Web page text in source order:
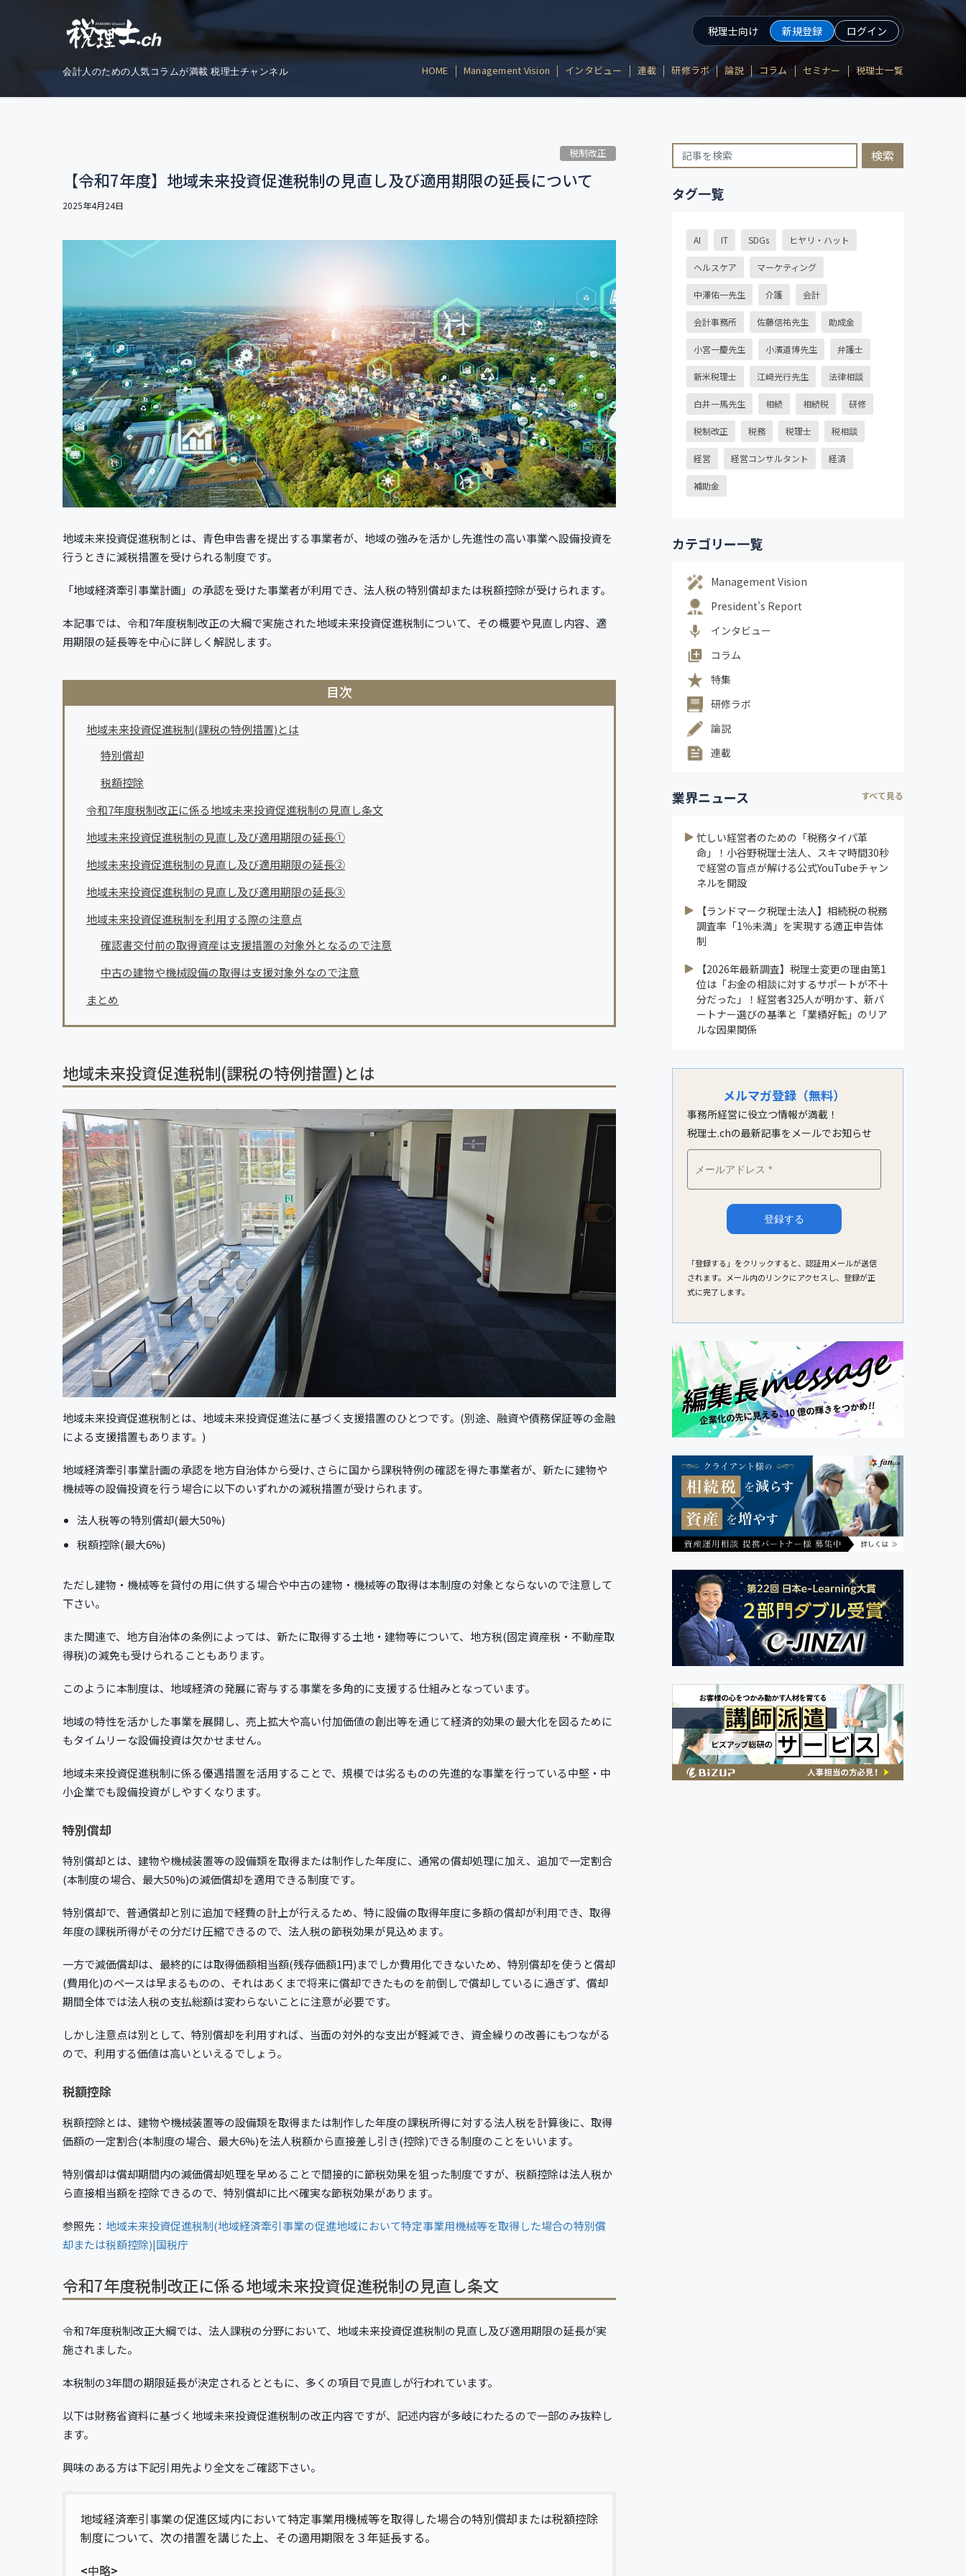
へ
ョ
会計人のための人気コラムが満載 税理士チャンネル
税理士向け 新規登録 ログイン
HOME Management Vision インタビュー 連載 研修ラボ 論説 コラム セミナー 税理士一覧
税制改正
【令和7年度】地域未来投資促進税制の見直し及び適用期限の延長について
2025年4月24日
地域未来投資促進税制とは、青色申告書を提出する事業者が、地域の強みを活かし先進性の高い事業へ設備投資を
行うときに減税措置を受けられる制度です。
「地域経済牽引事業計画」の承認を受けた事業者が利用でき、法人税の特別償却または税額控除が受けられます。
本記事では、令和7年度税制改正の大綱で実施された地域未来投資促進税制について、その概要や見直し内容、適
用期限の延長等を中心に詳しく解説します。
目次
地域未来投資促進税制(課税の特例措置)とは
特別償却
税額控除
令和7年度税制改正に係る地域未来投資促進税制の見直し条文
地域未来投資促進税制の見直し及び適用期限の延長①
地域未来投資促進税制の見直し及び適用期限の延長②
地域未来投資促進税制の見直し及び適用期限の延長③
地域未来投資促進税制を利用する際の注意点
確認書交付前の取得資産は支援措置の対象外となるので注意
中古の建物や機械設備の取得は支援対象外なので注意
まとめ
地域未来投資促進税制(課税の特例措置)とは
地域未来投資促進税制とは、地域未来投資促進法に基づく支援措置のひとつです。(別途、融資や債務保証等の金融
による支援措置もあります。)
地域経済牽引事業計画の承認を地方自治体から受け､さらに国から課税特例の確認を得た事業者が、新たに建物や
機械等の設備投資を行う場合に以下のいずれかの減税措置が受けられます。
法人税等の特別償却(最大50%)
税額控除(最大6%)
ただし建物・機械等を貸付の用に供する場合や中古の建物・機械等の取得は本制度の対象とならないので注意して
下さい。
また関連で、地方自治体の条例によっては、新たに取得する土地・建物等について、地方税(固定資産税・不動産取
得税)の減免も受けられることもあります。
このように本制度は、地域経済の発展に寄与する事業を多角的に支援する仕組みとなっています。
地域の特性を活かした事業を展開し、売上拡大や高い付加価値の創出等を通じて経済的効果の最大化を図るために
もタイムリーな設備投資は欠かせません。
地域未来投資促進税制に係る優遇措置を活用することで、規模では劣るものの先進的な事業を行っている中堅・中
小企業でも設備投資がしやすくなります。
特別償却
特別償却とは、建物や機械装置等の設備類を取得または制作した年度に、通常の償却処理に加え、追加で一定割合
(本制度の場合、最大50%)の減価償却を適用できる制度です。
特別償却で、普通償却と別に追加で経費の計上が行えるため、特に設備の取得年度に多額の償却が利用でき、取得
年度の課税所得がその分だけ圧縮できるので、法人税の節税効果が見込めます。
一方で減価償却は、最終的には取得価額相当額(残存価額1円)までしか費用化できないため、特別償却を使うと償却
(費用化)のペースは早まるものの、それはあくまで将来に償却できたものを前倒しで償却しているに過ぎず、償却
期間全体では法人税の支払総額は変わらないことに注意が必要です。
しかし注意点は別として、特別償却を利用すれば、当面の対外的な支出が軽減でき、資金繰りの改善にもつながる
ので、利用する価値は高いといえるでしょう。
税額控除
税額控除とは、建物や機械装置等の設備類を取得または制作した年度の課税所得に対する法人税を計算後に、取得
価額の一定割合(本制度の場合、最大6%)を法人税額から直接差し引き(控除)できる制度のことをいいます。
特別償却は償却期間内の減価償却処理を早めることで間接的に節税効果を狙った制度ですが、税額控除は法人税か
ら直接相当額を控除できるので、特別償却に比べ確実な節税効果があります。
参照先： 地域未来投資促進税制(地域経済牽引事業の促進地域において特定事業用機械等を取得した場合の特別償
却または税額控除)|国税庁
令和7年度税制改正に係る地域未来投資促進税制の見直し条文
令和7年度税制改正大綱では、法人課税の分野において、地域未来投資促進税制の見直し及び適用期限の延長が実
施されました。
本税制の3年間の期限延長が決定されるとともに、多くの項目で見直しが行われています。
以下は財務省資料に基づく地域未来投資促進税制の改正内容ですが、記述内容が多岐にわたるので一部のみ抜粋し
ます。
興味のある方は下記引用先より全文をご確認下さい。
地域経済牽引事業の促進区域内において特定事業用機械等を取得した場合の特別償却または税額控除
制度について、次の措置を講じた上、その適用期限を３年延長する。
<中略>
検索
タグ一覧
AI IT SDGs ヒヤリ・ハット
ヘルスケア マーケティング
中澤佑一先生 介護 会計
会計事務所 佐藤信祐先生 助成金
小宮一慶先生 小濱道博先生 弁護士
新米税理士 江﨑光行先生 法律相談
白井一馬先生 相続 相続税 研修
税制改正 税務 税理士 税相談
経営 経営コンサルタント 経済
補助金
カテゴリー一覧
Management Vision
President's Report
インタビュー
コラム
特集
研修ラボ
論説
連載
業界ニュース すべて見る
忙しい経営者のための「税務タイパ革
命」！小谷野税理士法人、スキマ時間30秒
で経営の盲点が解ける公式YouTubeチャン
ネルを開設
【ランドマーク税理士法人】相続税の税務
調査率「1％未満」を実現する適正申告体
制
【2026年最新調査】税理士変更の理由第1
位は「お金の相談に対するサポートが不十
分だった」！経営者325人が明かす、新パ
ートナー選びの基準と「業績好転」のリア
ルな因果関係
メルマガ登録（無料）
事務所経営に役立つ情報が満載！
税理士.chの最新記事をメールでお知らせ
「登録する」をクリックすると、認証用メールが送信
されます。メール内のリンクにアクセスし、登録が正
式に完了します。